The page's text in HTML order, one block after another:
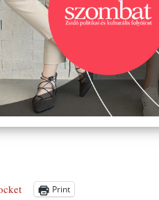
Print